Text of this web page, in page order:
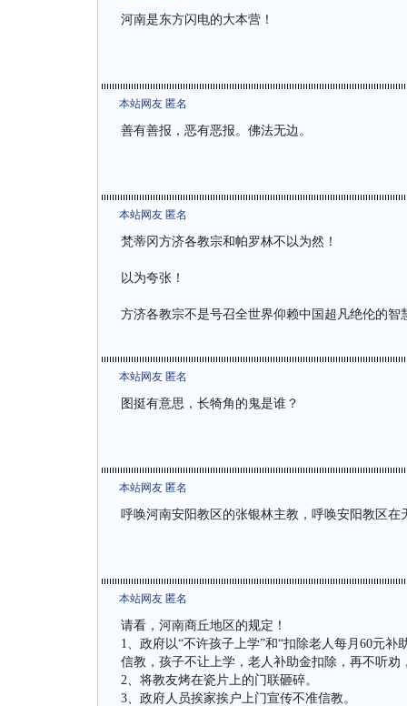
河南是东方闪电的大本营！
本站网友 匿名
善有善报，恶有恶报。佛法无边。
本站网友 匿名
梵蒂冈方济各教宗和帕罗林不以为然！
以为夸张！
方济各教宗不是号召全世界仰赖中国超凡绝伦的智
本站网友 匿名
图挺有意思，长犄角的鬼是谁？
本站网友 匿名
呼唤河南安阳教区的张银林主教，呼唤安阳教区
本站网友 匿名
请看，河南商丘地区的规定！
1、政府以“不许孩子上学”和“扣除老人每月60元
信教，孩子不让上学，老人补助金扣除，再不听
2、将教友烤在瓷片上的门联砸碎。
3、政府人员挨家挨户上门宣传不准信教。